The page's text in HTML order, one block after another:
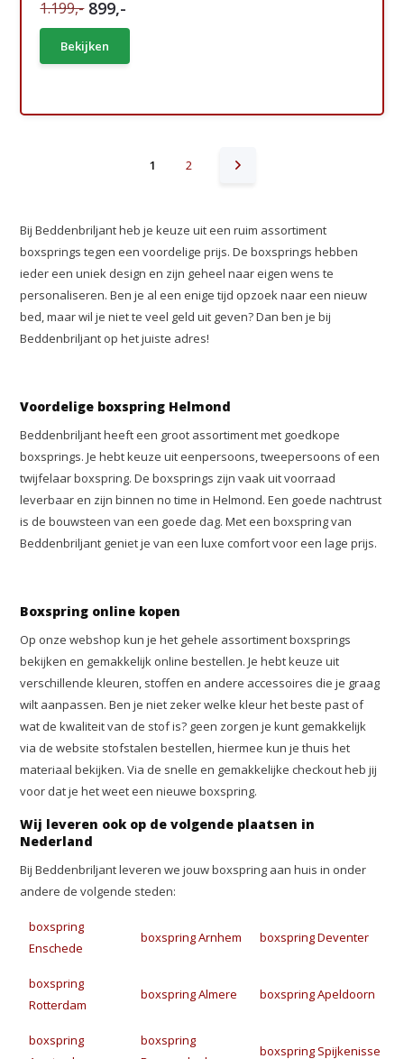
1.199,- 899,-
Bekijken
1 2
Bij Beddenbriljant heb je keuze uit een ruim assortiment
boxsprings tegen een voordelige prijs. De boxsprings hebben
ieder een uniek design en zijn geheel naar eigen wens te
personaliseren. Ben je al een enige tijd opzoek naar een nieuw
bed, maar wil je niet te veel geld uit geven? Dan ben je bij
Beddenbriljant op het juiste adres!
Voordelige boxspring Helmond
Beddenbriljant heeft een groot assortiment met goedkope
boxsprings. Je hebt keuze uit eenpersoons, tweepersoons of een
twijfelaar boxspring. De boxsprings zijn vaak uit voorraad
leverbaar en zijn binnen no time in Helmond. Een goede nachtrust
is de bouwsteen van een goede dag. Met een boxspring van
Beddenbriljant geniet je van een luxe comfort voor een lage prijs.
Boxspring online kopen
Op onze webshop kun je het gehele assortiment boxsprings
bekijken en gemakkelijk online bestellen. Je hebt keuze uit
verschillende kleuren, stoffen en andere accessoires die je graag
wilt aanpassen. Ben je niet zeker welke kleur het beste past of
wat de kwaliteit van de stof is? geen zorgen je kunt gemakkelijk
via de website stofstalen bestellen, hiermee kun je thuis het
materiaal bekijken. Via de snelle en gemakkelijke checkout heb jij
voor dat je het weet een nieuwe boxspring.
Wij leveren ook op de volgende plaatsen in
Nederland
Bij Beddenbriljant leveren we jouw boxspring aan huis in onder
andere de volgende steden:
boxspring
Enschede
boxspring Arnhem boxspring Deventer
boxspring
Rotterdam
boxspring Almere boxspring Apeldoorn
boxspring
boxspring
boxspring Spijkenisse